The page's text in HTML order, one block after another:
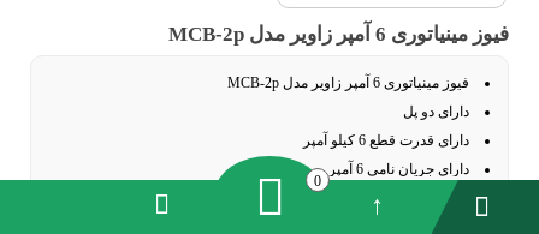
فیوز مینیاتوری 6 آمپر زاویر مدل MCB-2p
فیوز مینیاتوری 6 آمپر زاویر مدل MCB-2p
دارای دو پل
دارای قدرت قطع 6 کیلو آمپر
دارای جریان نامی 6 آمپر
دارای منحنی قطع B-C-D
0